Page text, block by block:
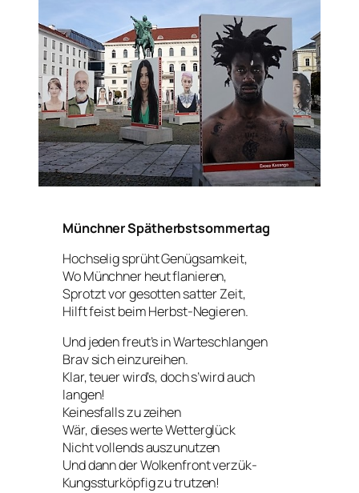
Münchner Spätherbstsommertag
Hochselig sprüht Genügsamkeit,
Wo Münchner heut flanieren,
Sprotzt vor gesotten satter Zeit,
Hilft feist beim Herbst-Negieren.
Und jeden freut’s in Warteschlangen
Brav sich einzureihen.
Klar, teuer wird’s, doch s’wird auch
langen!
Keinesfalls zu zeihen
Wär, dieses werte Wetterglück
Nicht vollends auszunutzen
Und dann der Wolkenfront verzük-
Kungssturköpfig zu trutzen!